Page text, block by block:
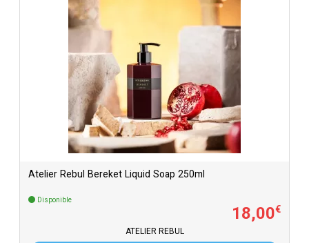
Atelier Rebul Bereket Liquid Soap 250ml
Disponible
18,00€
ATELIER REBUL